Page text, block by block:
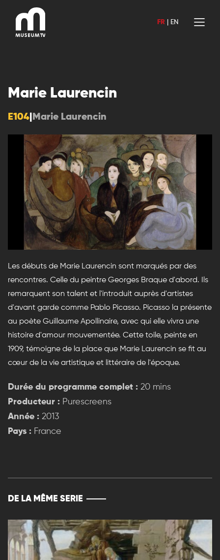
contenu
FR EN
Marie Laurencin
E104 Marie Laurencin
Les débuts de Marie Laurencin sont marqués par des
rencontres. Celle du peintre Georges Braque d'abord. Ils
remarquent son talent et l'introduit auprès d'artistes
d'avant garde comme Pablo Picasso. Picasso la présente
au poète Guillaume Apollinaire, avec qui elle vivra une
histoire d'amour mouvementée. Cette toile, peinte en
1909, témoigne de la place que Marie Laurencin se fit au
cœur de la vie artistique et littéraire de l'époque.
Durée du programme complet : 20 mins
Producteur : Purescreens
Année : 2013
Pays : France
DE LA MÊME SERIE